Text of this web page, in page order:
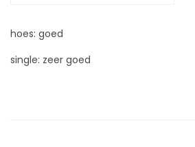
hoes: goed
single: zeer goed